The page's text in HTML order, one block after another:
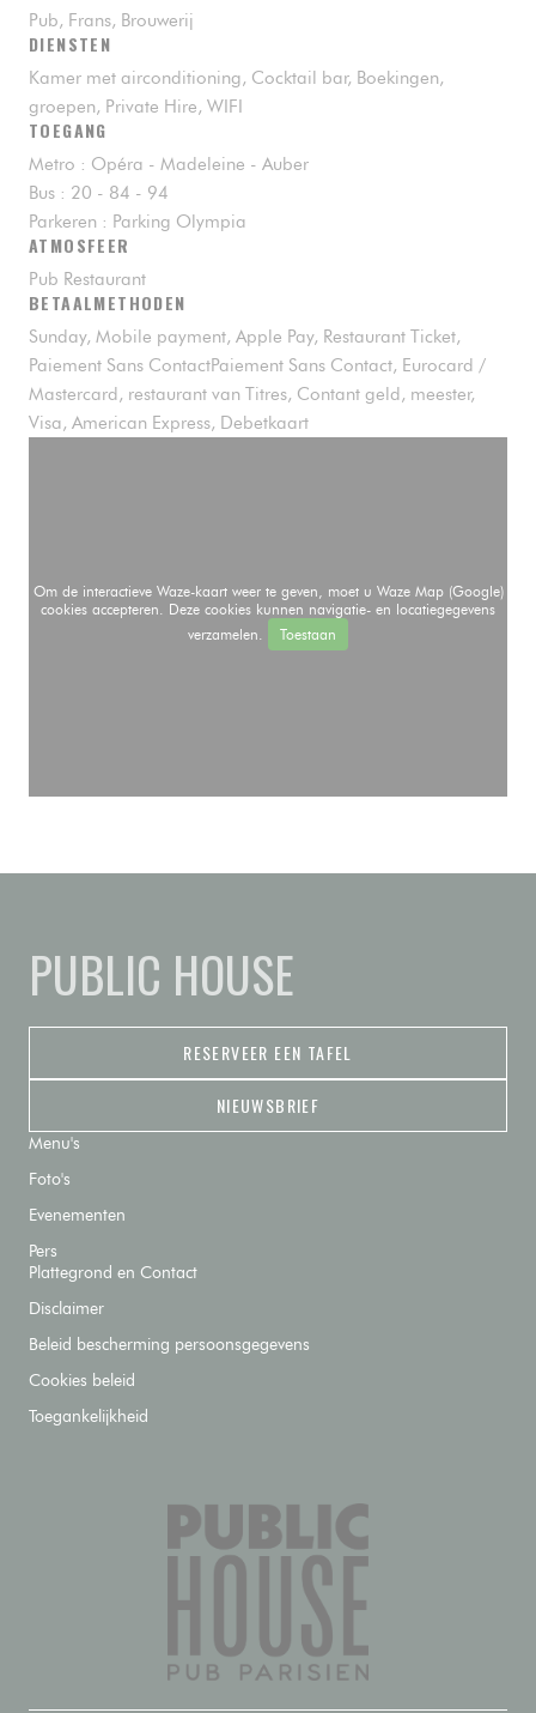
Pub, Frans, Brouwerij
DIENSTEN
Kamer met airconditioning, Cocktail bar, Boekingen,
groepen, Private Hire, WIFI
TOEGANG
Metro : Opéra - Madeleine - Auber
Bus : 20 - 84 - 94
Parkeren : Parking Olympia
ATMOSFEER
Pub Restaurant
BETAALMETHODEN
Sunday, Mobile payment, Apple Pay, Restaurant Ticket,
Paiement Sans ContactPaiement Sans Contact, Eurocard /
Mastercard, restaurant van Titres, Contant geld, meester,
Visa, American Express, Debetkaart
Om de interactieve Waze-kaart weer te geven, moet u Waze Map (Google)
cookies accepteren. Deze cookies kunnen navigatie- en locatiegegevens
verzamelen.
Toestaan
PUBLIC HOUSE
RESERVEER EEN TAFEL
NIEUWSBRIEF
Menu's
Foto's
Evenementen
Pers
Plattegrond en Contact
Disclaimer
Beleid bescherming persoonsgegevens
Cookies beleid
Toegankelijkheid